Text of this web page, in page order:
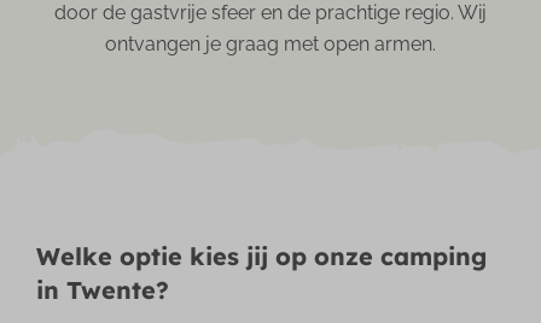
door de gastvrije sfeer en de prachtige regio. Wij
ontvangen je graag met open armen.
Welke optie kies jij op onze camping
in Twente?